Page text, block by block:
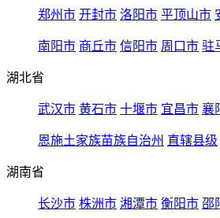
郑州市 开封市 洛阳市 平顶山市
南阳市 商丘市 信阳市 周口市 驻
湖北省
武汉市 黄石市 十堰市 宜昌市 襄
恩施土家族苗族自治州 直辖县级
湖南省
长沙市 株洲市 湘潭市 衡阳市 邵